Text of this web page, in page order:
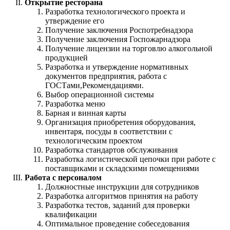
Открытие ресторана
Разработка технологического проекта и
утверждение его
Получение заключения Роспотребнадзора
Получение заключения Госпожарнадзора
Получение лицензии на торговлю алкогольной
продукцией
Разработка и утверждение нормативных
документов предприятия, работа с
ГОСТами,Рекомендациями.
Выбор операционной системы
Разработка меню
Барная и винная карты
Организация приобретения оборудования,
инвентаря, посуды в соответствии с
технологическим проектом
Разработка стандартов обслуживания
Разработка логистической цепочки при работе с
поставщиками и складскими помещениями
Работа с персоналом
Должностные инструкции для сотрудников
Разработка алгоритмов принятия на работу
Разработка тестов, заданий для проверки
квалификации
Оптимальное проведение собеседования